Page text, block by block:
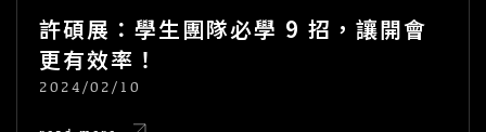
許碩展：學生團隊必學 9 招，讓開會
更有效率！
POSTED
2024/02/10